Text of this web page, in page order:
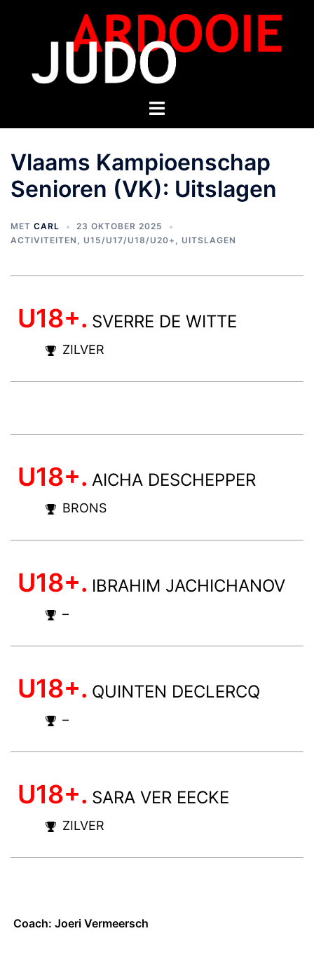
Vlaams Kampioenschap
Senioren (VK): Uitslagen
MET CARL
23 OKTOBER 2025
ACTIVITEITEN , U15/U17/U18/U20+ , UITSLAGEN
U18+. SVERRE DE WITTE
ZILVER
U18+. AICHA DESCHEPPER
BRONS
U18+. IBRAHIM JACHICHANOV
–
U18+. QUINTEN DECLERCQ
–
U18+. SARA VER EECKE
ZILVER
Coach: Joeri Vermeersch